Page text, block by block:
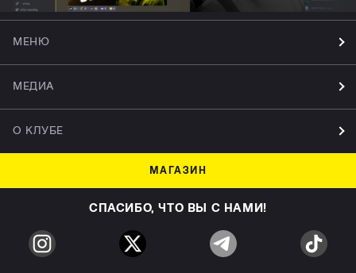
МЕНЮ
МЕДИА
О КЛУБЕ
МАГАЗИН
СПАСИБО, ЧТО ВЫ С НАМИ!